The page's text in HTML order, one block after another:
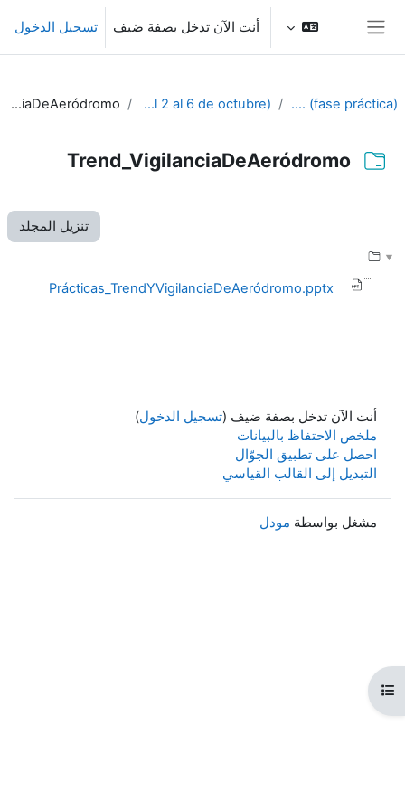
تخطى إلى المحتوى الرئيسي
أنت الآن تدخل بصفة ضيف تسجيل الدخول
المقرر
PIB-M 4ª Ed. (fase práctica)
5º SEMANA (Del 2 al 6 de octubre)
Trend_VigilanciaDeAeródromo
Trend_VigilanciaDeAeródromo
تنزيل المجلد
Prácticas_TrendYVigilanciaDeAeródromo.pptx
أنت الآن تدخل بصفة ضيف (تسجيل الدخول)
ملخص الاحتفاظ بالبيانات
احصل على تطبيق الجوّال
التبديل إلى القالب القياسي
مشغل بواسطة مودل